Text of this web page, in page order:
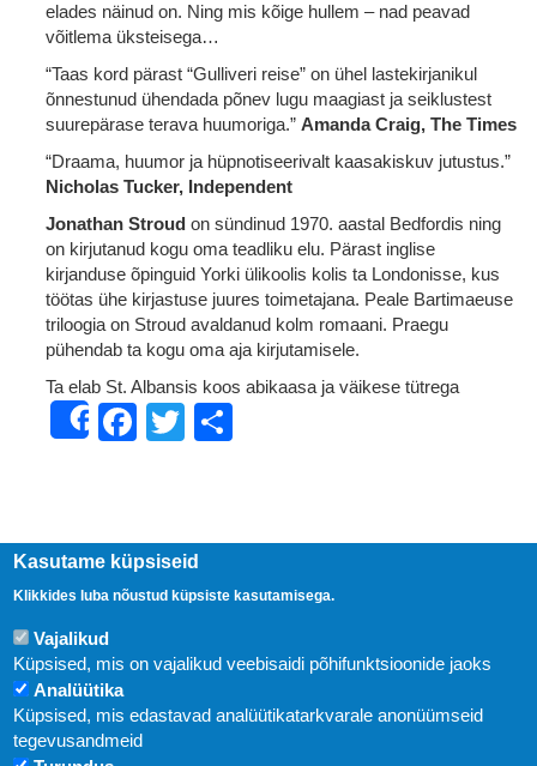
elades näinud on. Ning mis kõige hullem – nad peavad
võitlema üksteisega…
“Taas kord pärast “Gulliveri reise” on ühel lastekirjanikul
õnnestunud ühendada põnev lugu maagiast ja seiklustest
suurepärase terava huumoriga.” Amanda Craig, The Times
“Draama, huumor ja hüpnotiseerivalt kaasakiskuv jutustus.”
Nicholas Tucker, Independent
Jonathan Stroud on sündinud 1970. aastal Bedfordis ning
on kirjutanud kogu oma teadliku elu. Pärast inglise
kirjanduse õpinguid Yorki ülikoolis kolis ta Londonisse, kus
töötas ühe kirjastuse juures toimetajana. Peale Bartimaeuse
triloogia on Stroud avaldanud kolm romaani. Praegu
pühendab ta kogu oma aja kirjutamisele.
Ta elab St. Albansis koos abikaasa ja väikese tütrega
ShareFacebook
Twitter
Uudised
Kasutame küpsiseid
Klikkides luba nõustud küpsiste kasutamisega.
Vajalikud
Küpsised, mis on vajalikud veebisaidi põhifunktsioonide jaoks
Analüütika
Küpsised, mis edastavad analüütikatarkvarale anonüümseid
tegevusandmeid